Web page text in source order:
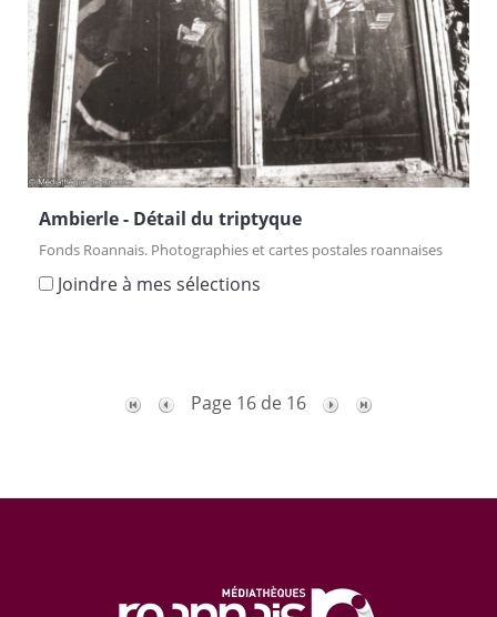
Ambierle - Détail du triptyque
Fonds Roannais. Photographies et cartes postales roannaises
Joindre à mes sélections
Page 16 de 16